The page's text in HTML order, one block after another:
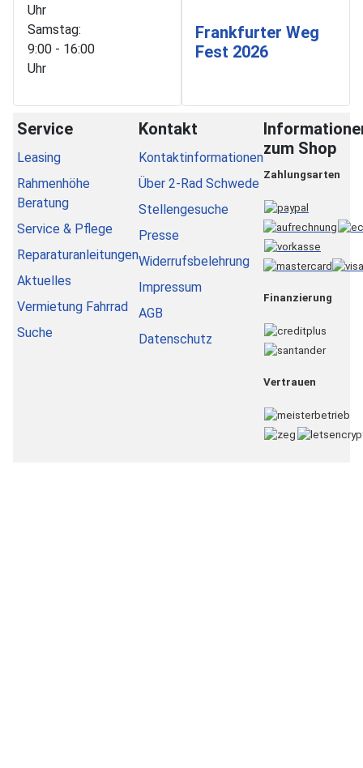
Uhr
Samstag:
9:00 - 16:00
Uhr
Frankfurter Weg
Fest 2026
Service
Leasing
Rahmenhöhe
Beratung
Service & Pflege
Reparaturanleitungen
Aktuelles
Vermietung Fahrrad
Suche
Kontakt
Kontaktinformationen
Über 2-Rad Schwede
Stellengesuche
Presse
Widerrufsbelehrung
Impressum
AGB
Datenschutz
zum Shop
Zahlungsarten
Finanzierung
Vertrauen